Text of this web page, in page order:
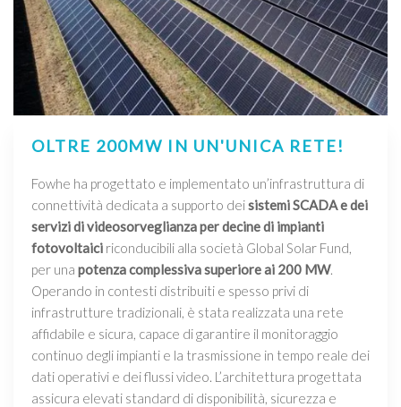
OLTRE 200MW IN UN'UNICA RETE!
Fowhe ha progettato e implementato un’infrastruttura di
connettività dedicata a supporto deisistemi SCADA e dei
servizi di videosorveglianza per decine di impianti
fotovoltaici riconducibili alla società Global Solar Fund,
per una potenza complessiva superiore ai 200 MW.
Operando in contesti distribuiti e spesso privi di
infrastrutture tradizionali, è stata realizzata una rete
affidabile e sicura, capace di garantire il monitoraggio
continuo degli impianti e la trasmissione in tempo reale dei
dati operativi e dei flussi video. L’architettura progettata
assicura elevati standard di disponibilità, sicurezza e